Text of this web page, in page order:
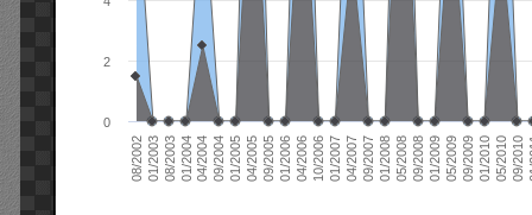
08/200201/200308/200301/200404/200409/200401/200504/200509/200501/200604/200610/200601/200704/200709/200701/200805/200809/200801/200905/200909/200901/201005/201009/2010
0
2